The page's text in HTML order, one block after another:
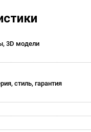
3D модели
стиль, гарантия